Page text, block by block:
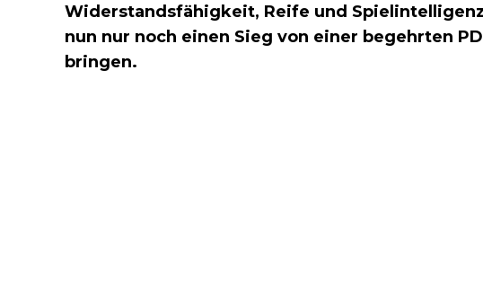
Widerstandsfähigkeit, Reife und
nun nur noch einen Sieg von einer begehrten
bringen.